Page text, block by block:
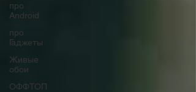
про
Android
про
Гаджеты
Живые
обои
ОФФТОП